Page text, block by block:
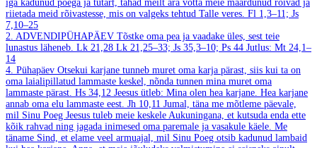
iga kadunud poega ja tütart, tahad meilt ära võtta meie määrdunud rõivad ja
riietada meid rõivastesse, mis on valgeks tehtud Talle veres. Fl 1,3–11; Js
7,10–25
2. ADVENDIPÜHAPÄEV Tõstke oma pea ja vaadake üles, sest teie
lunastus läheneb. Lk 21,28 Lk 21,25–33; Js 35,3–10; Ps 44 Jutlus: Mt 24,1–
14
4. Pühapäev Otsekui karjane tunneb muret oma karja pärast, siis kui ta on
oma laialipillatud lammaste keskel, nõnda tunnen mina muret oma
lammaste pärast. Hs 34,12 Jeesus ütleb: Mina olen hea karjane. Hea karjane
annab oma elu lammaste eest. Jh 10,11 Jumal, täna me mõtleme päevale,
mil Sinu Poeg Jeesus tuleb meie keskele Aukuningana, et kutsuda enda ette
kõik rahvad ning jagada inimesed oma paremale ja vasakule käele. Me
täname Sind, et elame veel armuajal, mil Sinu Poeg otsib kadunud lambaid